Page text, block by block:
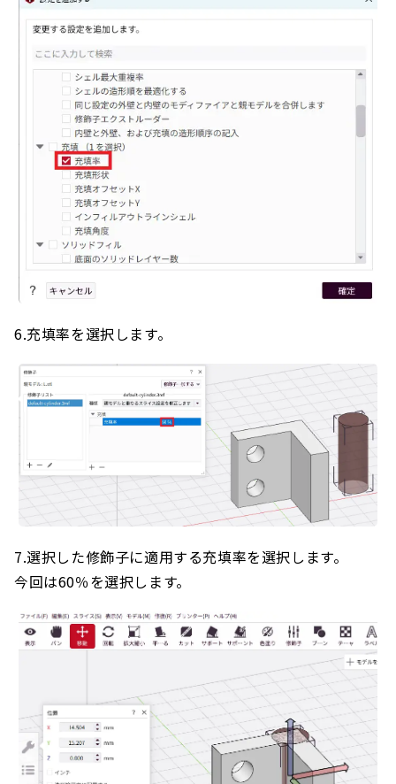
6.充填率を選択します。
7.選択した修飾子に適用する充填率を選択します。
今回は60％を選択します。